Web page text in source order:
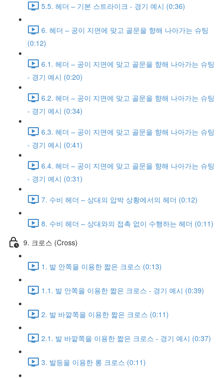
5.5. 헤더 – 기본 스트라이크 - 경기 예시 (0:36)
6. 헤더 – 공이 지면에 맞고 골문을 향해 나아가는 슈팅
(0:12)
6.1. 헤더 – 공이 지면에 맞고 골문을 향해 나아가는 슈팅
- 경기 예시 (0:20)
6.2. 헤더 – 공이 지면에 맞고 골문을 향해 나아가는 슈팅
- 경기 예시 (0:34)
6.3. 헤더 – 공이 지면에 맞고 골문을 향해 나아가는 슈팅
- 경기 예시 (0:41)
6.4. 헤더 – 공이 지면에 맞고 골문을 향해 나아가는 슈팅
- 경기 예시 (0:31)
7. 수비 헤더 – 상대의 압박 상황에서의 헤더 (0:12)
8. 수비 헤더 – 상대와의 접촉 없이 수행하는 헤더 (0:11)
9. 크로스 (Cross)
1. 발 안쪽을 이용한 짧은 크로스 (0:13)
1.1. 발 안쪽을 이용한 짧은 크로스 - 경기 예시 (0:39)
2. 발 바깥쪽을 이용한 짧은 크로스 (0:11)
2.1. 발 바깥쪽을 이용한 짧은 크로스 - 경기 예시 (0:37)
3. 발등을 이용한 롱 크로스 (0:11)